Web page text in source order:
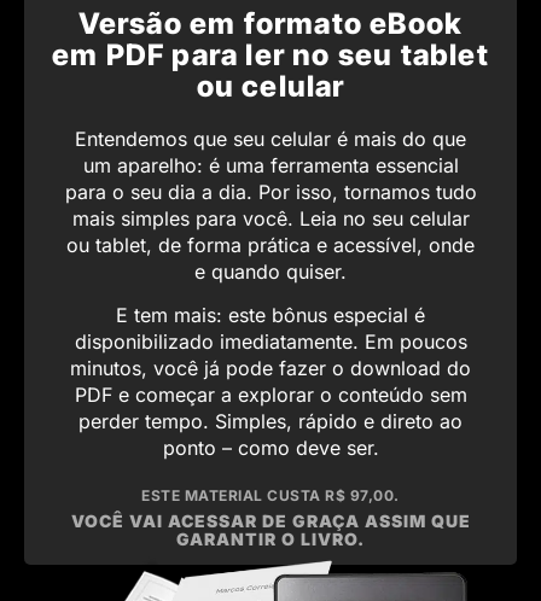
Versão em formato eBook
em PDF para ler no seu tablet
ou celular
Entendemos que seu celular é mais do que
um aparelho: é uma ferramenta essencial
para o seu dia a dia. Por isso, tornamos tudo
mais simples para você. Leia no seu celular
ou tablet, de forma prática e acessível, onde
e quando quiser.
E tem mais: este bônus especial é
disponibilizado imediatamente. Em poucos
minutos, você já pode fazer o download do
PDF e começar a explorar o conteúdo sem
perder tempo. Simples, rápido e direto ao
ponto – como deve ser.
ESTE MATERIAL CUSTA R$ 97,00.
VOCÊ VAI ACESSAR DE GRAÇA ASSIM QUE
GARANTIR O LIVRO.